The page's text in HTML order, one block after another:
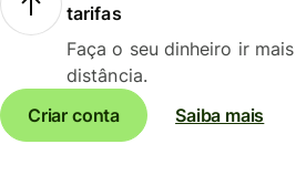
tarifas
Faça o seu dinheiro ir
distância.
Criar conta
Saiba mais